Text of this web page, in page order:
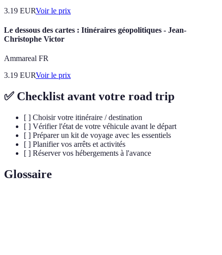
3.19 EURVoir le prix
Le dessous des cartes : Itinéraires géopolitiques - Jean-
Christophe Victor
Ammareal FR
3.19 EURVoir le prix
✅ Checklist avant votre road trip
[ ] Choisir votre itinéraire / destination
[ ] Vérifier l'état de votre véhicule avant le départ
[ ] Préparer un kit de voyage avec les essentiels
[ ] Planifier vos arrêts et activités
[ ] Réserver vos hébergements à l'avance
Glossaire